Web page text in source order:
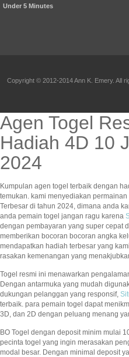
Under 5 Minutes
Copyright © 2012-2014 Ann K. Emery. All
Agen Togel
Hadiah 4D 10
2024
Kumpulan agen togel terbaik dengan
temukan. kami menyediakan
Terbesar di tahun 2024, dimana anda
anda pemain togel jangan ragu karena
dengan pembayaran yang super cepat
memberikan bocoran bocoran angka
mendapatkan hadiah terbesar yang
rasakan kemenangan yang
Togel resmi ini menawarkan
Dengan antarmuka yang mudah
dukungan pelanggan yang responsif,
terbaik. para pemain togel dapat
3D, dan 2D dengan peluang menang
BO Togel dengan deposit minim mulai
pecinta togel yang ingin merasakan
modal besar. Dengan minimal deposit